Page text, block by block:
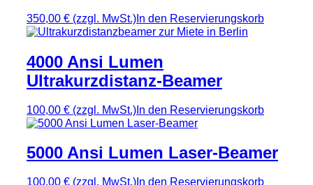
350,00 € (zzgl. MwSt.) In den Reservierungskorb
4000 Ansi Lumen
Ultrakurzdistanz-Beamer
100,00 € (zzgl. MwSt.) In den Reservierungskorb
5000 Ansi Lumen Laser-Beamer
100,00 € (zzgl. MwSt.) In den Reservierungskorb